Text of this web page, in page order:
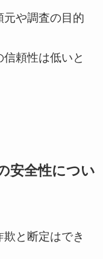
元や調査の目的
頼性は低いと
安全性につい
と断定はでき